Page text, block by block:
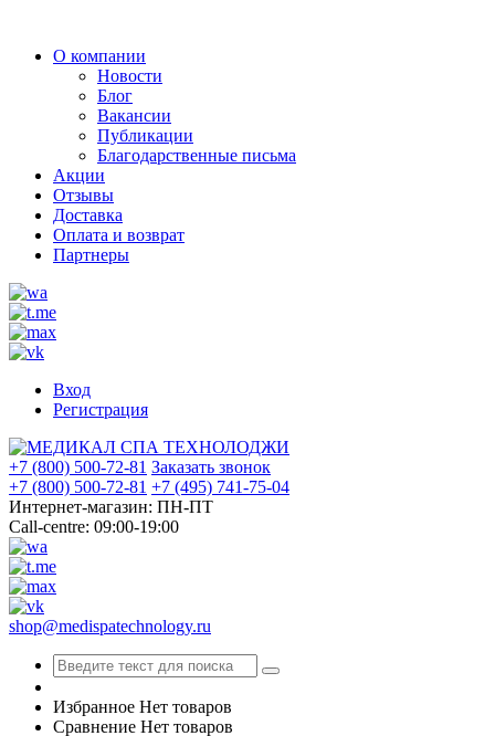
О компании
Новости
Блог
Вакансии
Публикации
Благодарственные письма
Акции
Отзывы
Доставка
Оплата и возврат
Партнеры
Вход
Регистрация
+7 (800) 500-72-81 Заказать звонок
+7 (800) 500-72-81 +7 (495) 741-75-04
Интернет-магазин: ПН-ПТ
Call-centre: 09:00-19:00
shop@medispatechnology.ru
Избранное Нет товаров
Сравнение Нет товаров